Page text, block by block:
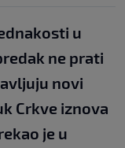
u
ne prati
novi
Crkve iznova
je u